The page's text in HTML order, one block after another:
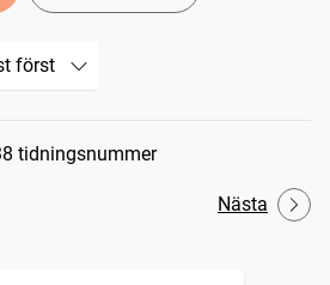
tidningsnummer
Nästa